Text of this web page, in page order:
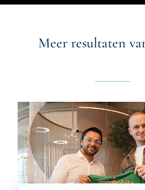
Meer resultaten